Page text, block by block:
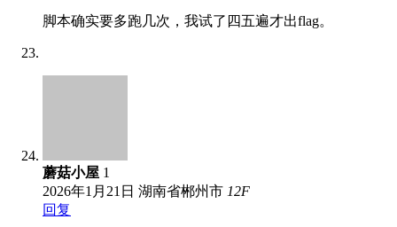
脚本确实要多跑几次，我试了四五遍才出flag。
蘑菇小屋 1
2026年1月21日 湖南省郴州市 12F
回复